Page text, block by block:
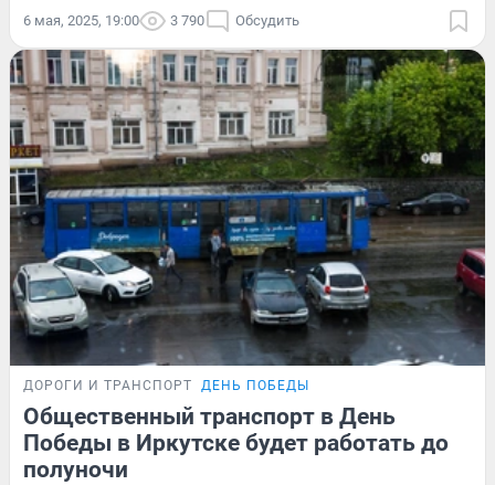
6 мая, 2025, 19:00 3 790 Обсудить
ДОРОГИ И ТРАНСПОРТ ДЕНЬ ПОБЕДЫ
Общественный транспорт в День
Победы в Иркутске будет работать до
полуночи